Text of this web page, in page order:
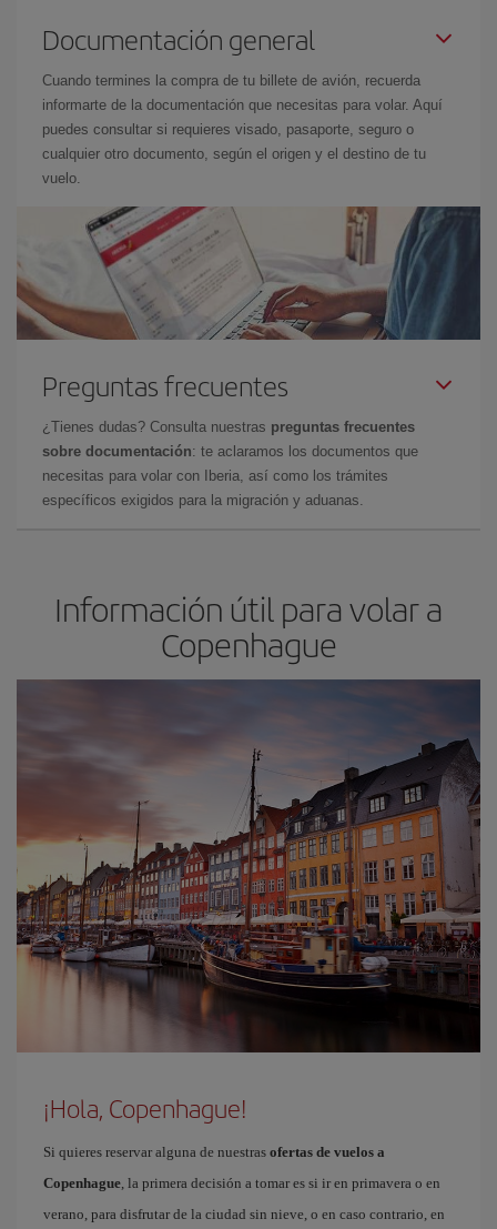
Documentación general
Cuando termines la compra de tu billete de avión, recuerda
informarte de la documentación que necesitas para volar. Aquí
puedes consultar si requieres visado, pasaporte, seguro o
cualquier otro documento, según el origen y el destino de tu
vuelo.
Preguntas frecuentes
¿Tienes dudas? Consulta nuestras preguntas frecuentes
sobre documentación: te aclaramos los documentos que
necesitas para volar con Iberia, así como los trámites
específicos exigidos para la migración y aduanas.
Información útil para volar a
Copenhague
¡Hola, Copenhague!
Si quieres reservar alguna de nuestras ofertas de vuelos a
Copenhague, la primera decisión a tomar es si ir en primavera o en
verano, para disfrutar de la ciudad sin nieve, o en caso contrario, en